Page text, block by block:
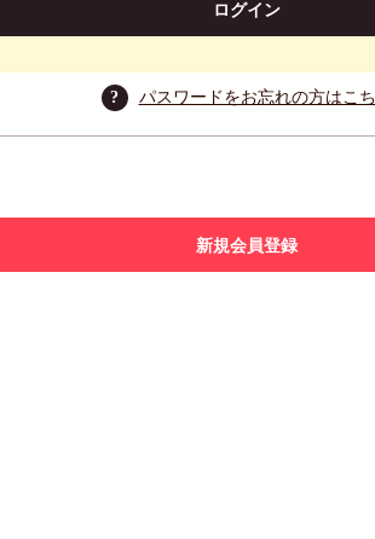
ログイン
? パスワードをお忘れの方はこ
新規会員登録